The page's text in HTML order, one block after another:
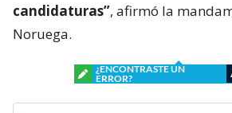
candidaturas”, afirmó la
Noruega.
¿ENCONTRASTE UN
ERROR?